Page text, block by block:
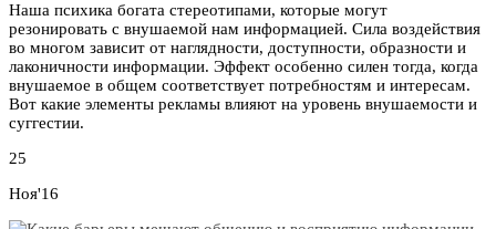
Наша психика богата стереотипами, которые могут
резонировать с внушаемой нам информацией. Сила воздействия
во многом зависит от наглядности, доступности, образности и
лаконичности информации. Эффект особенно силен тогда, когда
внушаемое в общем соответствует потребностям и интересам.
Вот какие элементы рекламы влияют на уровень внушаемости и
суггестии.
25
Ноя'16